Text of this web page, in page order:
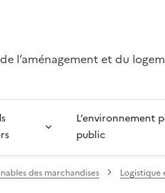
l’aménagement et du
L’environnement
public
des marchandises Logistique